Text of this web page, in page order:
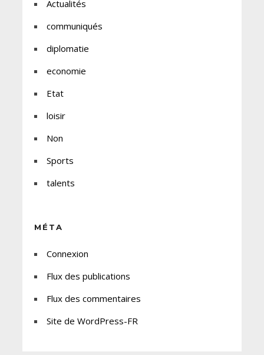
Actualités
communiqués
diplomatie
economie
Etat
loisir
Non
Sports
talents
MÉTA
Connexion
Flux des publications
Flux des commentaires
Site de WordPress-FR